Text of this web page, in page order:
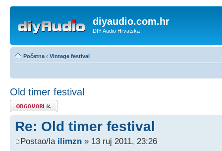
diyaudio.com.hr
DIY Audio Hrvatska
Početna ‹ Vintage festival
Old timer festival
Odgovori
Re: Old timer festival
Postao/la ilimzn » 13 ruj 2011, 23:26